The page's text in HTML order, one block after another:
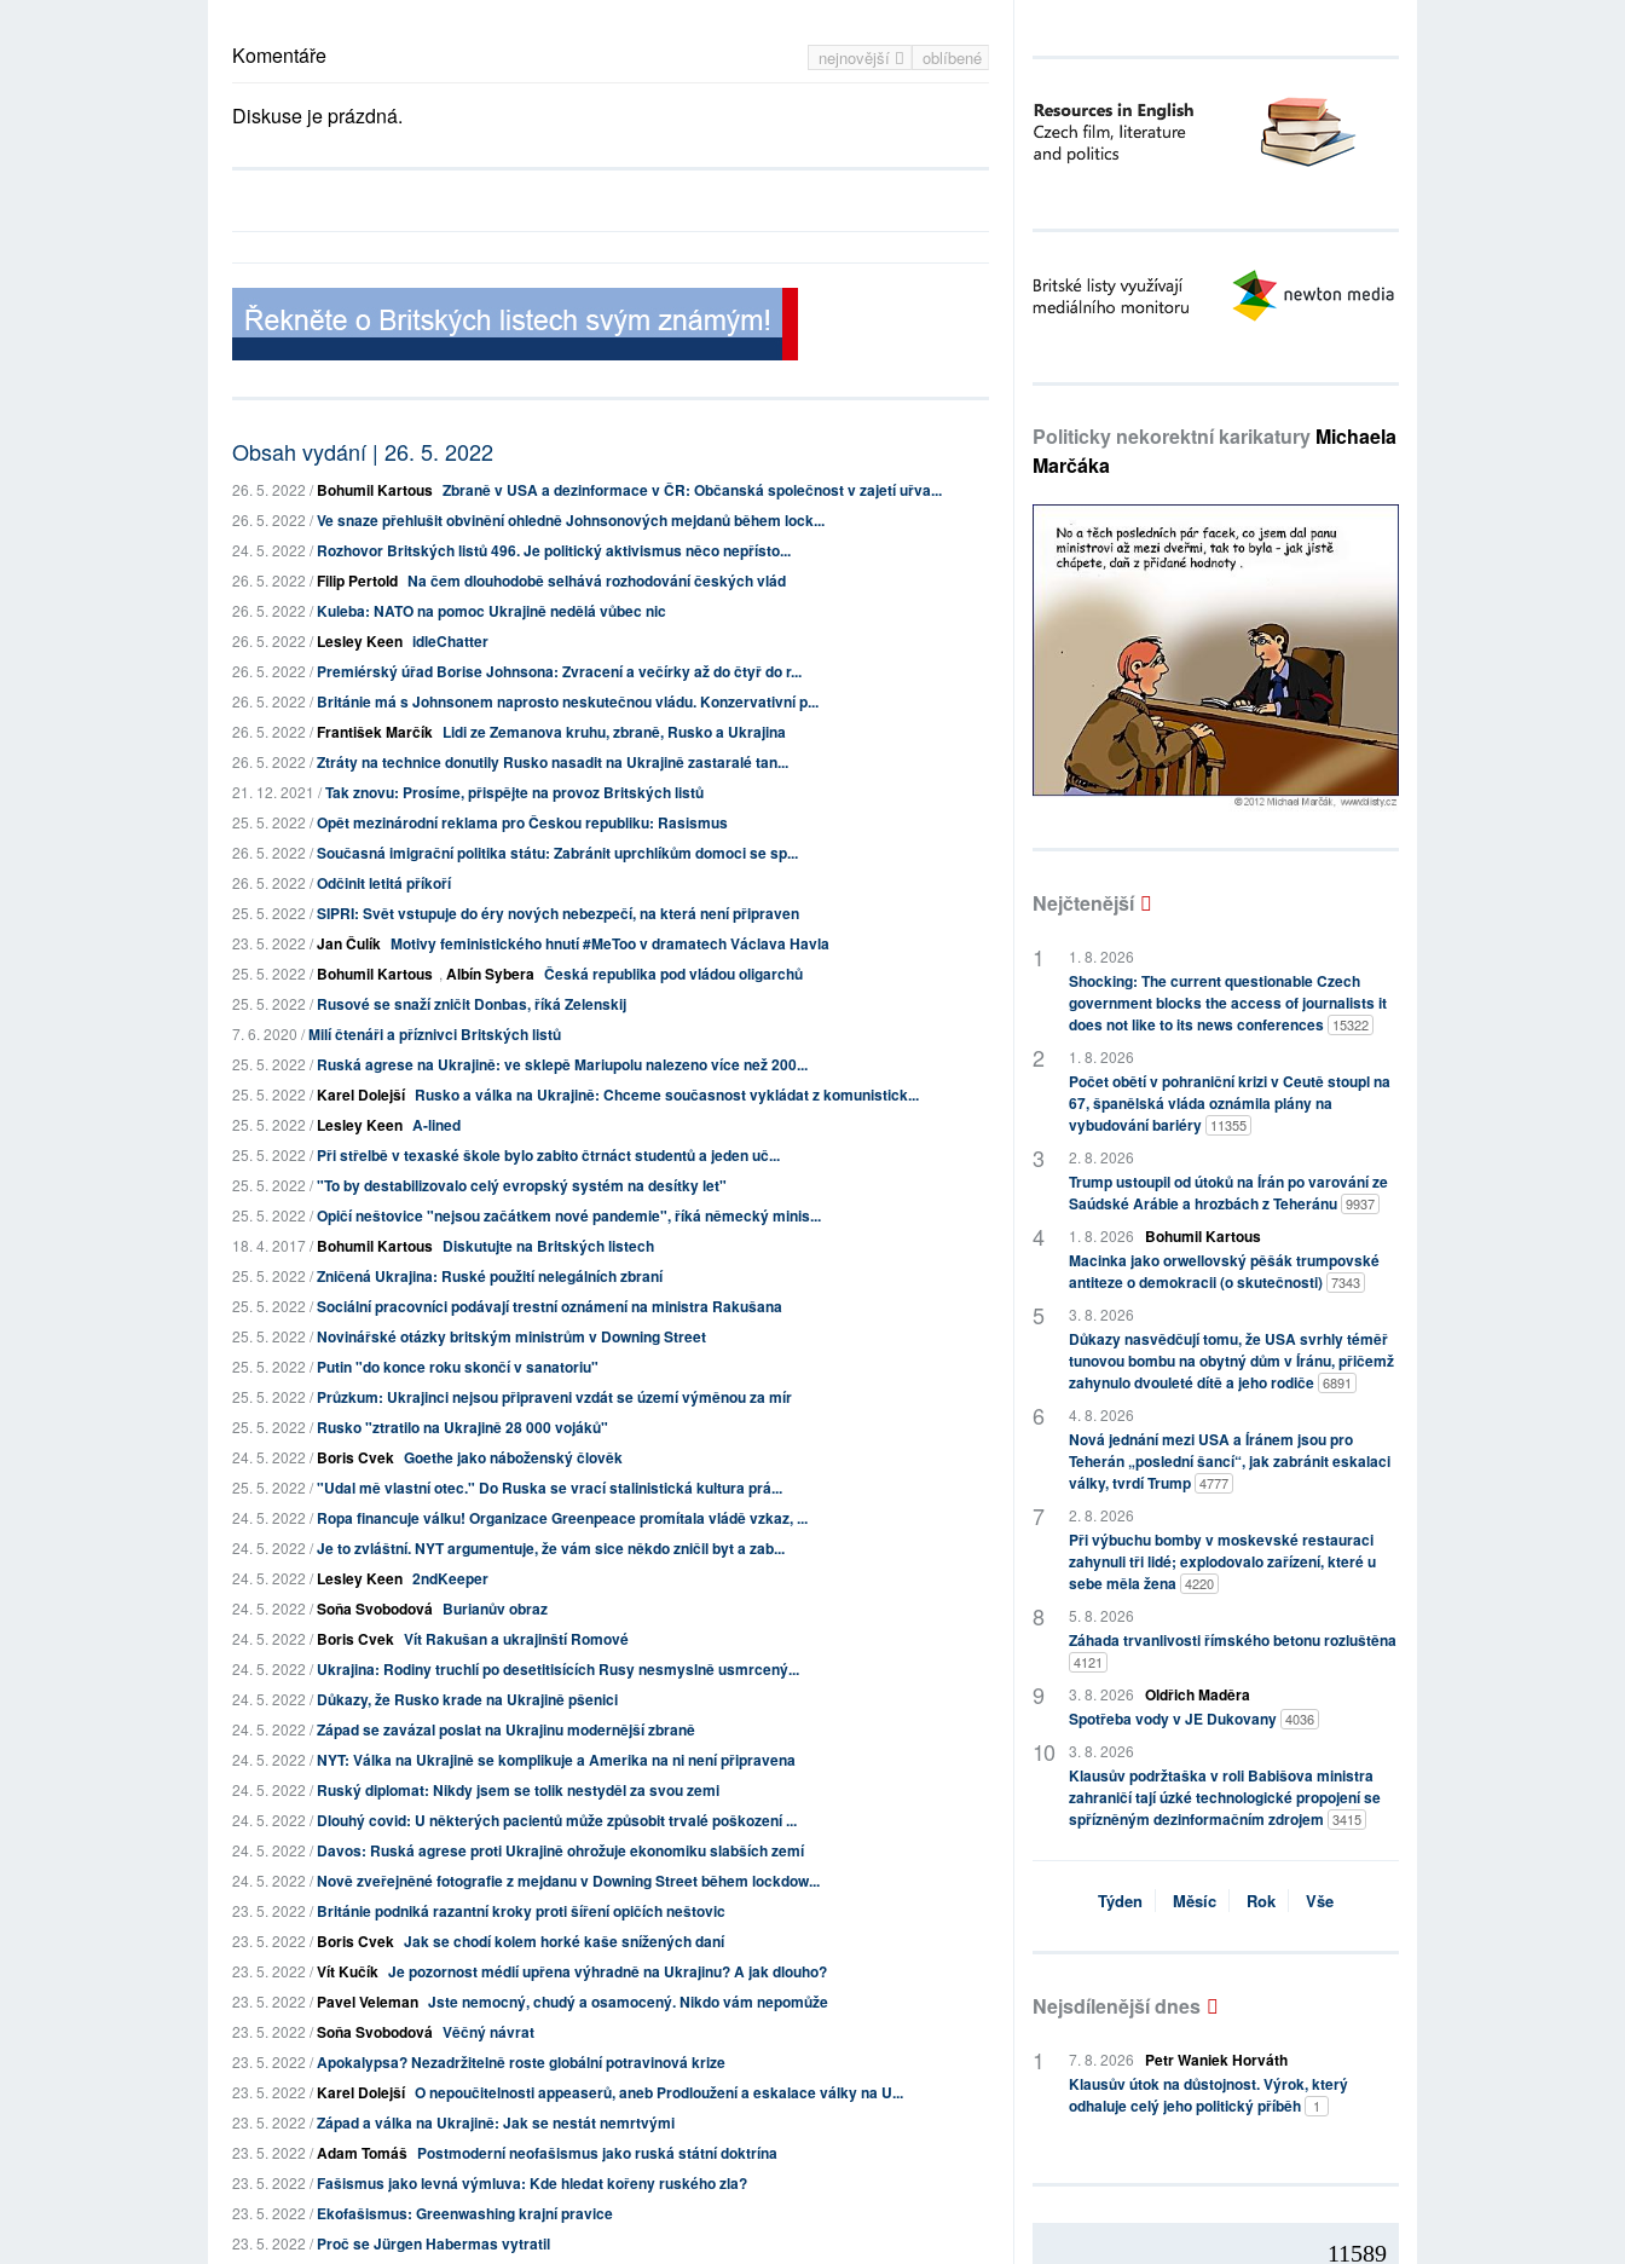
nejnovější oblíbené
Komentáře
Diskuse je prázdná.
Obsah vydání | 26. 5. 2022
26. 5. 2022 /Bohumil Kartous Zbraně v USA a dezinformace v ČR: Občanská společnost v zajetí uřva...
26. 5. 2022 /Ve snaze přehlušit obvinění ohledně Johnsonových mejdanů během lock...
24. 5. 2022 /Rozhovor Britských listů 496. Je politický aktivismus něco nepřísto...
26. 5. 2022 /Filip Pertold Na čem dlouhodobě selhává rozhodování českých vlád
26. 5. 2022 /Kuleba: NATO na pomoc Ukrajině nedělá vůbec nic
26. 5. 2022 /Lesley Keen idleChatter
26. 5. 2022 /Premiérský úřad Borise Johnsona: Zvracení a večírky až do čtyř do r...
26. 5. 2022 /Británie má s Johnsonem naprosto neskutečnou vládu. Konzervativní p...
26. 5. 2022 /František Marčík Lidi ze Zemanova kruhu, zbraně, Rusko a Ukrajina
26. 5. 2022 /Ztráty na technice donutily Rusko nasadit na Ukrajině zastaralé tan...
21. 12. 2021 /Tak znovu: Prosíme, přispějte na provoz Britských listů
25. 5. 2022 /Opět mezinárodní reklama pro Českou republiku: Rasismus
26. 5. 2022 /Současná imigrační politika státu: Zabránit uprchlíkům domoci se sp...
26. 5. 2022 /Odčinit letitá příkoří
25. 5. 2022 /SIPRI: Svět vstupuje do éry nových nebezpečí, na která není připraven
23. 5. 2022 /Jan Čulík Motivy feministického hnutí #MeToo v dramatech Václava Havla
25. 5. 2022 /Bohumil Kartous , Albín Sybera Česká republika pod vládou oligarchů
25. 5. 2022 /Rusové se snaží zničit Donbas, říká Zelenskij
7. 6. 2020 /Milí čtenáři a příznivci Britských listů
25. 5. 2022 /Ruská agrese na Ukrajině: ve sklepě Mariupolu nalezeno více než 200...
25. 5. 2022 /Karel Dolejší Rusko a válka na Ukrajině: Chceme současnost vykládat z komunistick...
25. 5. 2022 /Lesley Keen A-lined
25. 5. 2022 /Při střelbě v texaské škole bylo zabito čtrnáct studentů a jeden uč...
25. 5. 2022 /"To by destabilizovalo celý evropský systém na desítky let"
25. 5. 2022 /Opičí neštovice "nejsou začátkem nové pandemie", říká německý minis...
18. 4. 2017 /Bohumil Kartous Diskutujte na Britských listech
25. 5. 2022 /Zničená Ukrajina: Ruské použití nelegálních zbraní
25. 5. 2022 /Sociální pracovníci podávají trestní oznámení na ministra Rakušana
25. 5. 2022 /Novinářské otázky britským ministrům v Downing Street
25. 5. 2022 /Putin "do konce roku skončí v sanatoriu"
25. 5. 2022 /Průzkum: Ukrajinci nejsou připraveni vzdát se území výměnou za mír
25. 5. 2022 /Rusko "ztratilo na Ukrajině 28 000 vojáků"
24. 5. 2022 /Boris Cvek Goethe jako náboženský člověk
25. 5. 2022 /"Udal mě vlastní otec." Do Ruska se vrací stalinistická kultura prá...
24. 5. 2022 /Ropa financuje válku! Organizace Greenpeace promítala vládě vzkaz, ...
24. 5. 2022 /Je to zvláštní. NYT argumentuje, že vám sice někdo zničil byt a zab...
24. 5. 2022 /Lesley Keen 2ndKeeper
24. 5. 2022 /Soňa Svobodová Burianův obraz
24. 5. 2022 /Boris Cvek Vít Rakušan a ukrajinští Romové
24. 5. 2022 /Ukrajina: Rodiny truchlí po desetitisících Rusy nesmyslně usmrcený...
24. 5. 2022 /Důkazy, že Rusko krade na Ukrajině pšenici
24. 5. 2022 /Západ se zavázal poslat na Ukrajinu modernější zbraně
24. 5. 2022 /NYT: Válka na Ukrajině se komplikuje a Amerika na ni není připravena
24. 5. 2022 /Ruský diplomat: Nikdy jsem se tolik nestyděl za svou zemi
24. 5. 2022 /Dlouhý covid: U některých pacientů může způsobit trvalé poškození ...
24. 5. 2022 /Davos: Ruská agrese proti Ukrajině ohrožuje ekonomiku slabších zemí
24. 5. 2022 /Nově zveřejněné fotografie z mejdanu v Downing Street během lockdow...
23. 5. 2022 /Británie podniká razantní kroky proti šíření opičích neštovic
23. 5. 2022 /Boris Cvek Jak se chodí kolem horké kaše snížených daní
23. 5. 2022 /Vít Kučík Je pozornost médií upřena výhradně na Ukrajinu? A jak dlouho?
23. 5. 2022 /Pavel Veleman Jste nemocný, chudý a osamocený. Nikdo vám nepomůže
23. 5. 2022 /Soňa Svobodová Věčný návrat
23. 5. 2022 /Apokalypsa? Nezadržitelně roste globální potravinová krize
23. 5. 2022 /Karel Dolejší O nepoučitelnosti appeaserů, aneb Prodloužení a eskalace války na U...
23. 5. 2022 /Západ a válka na Ukrajině: Jak se nestát nemrtvými
23. 5. 2022 /Adam Tomáš Postmoderní neofašismus jako ruská státní doktrína
23. 5. 2022 /Fašismus jako levná výmluva: Kde hledat kořeny ruského zla?
23. 5. 2022 /Ekofašismus: Greenwashing krajní pravice
23. 5. 2022 /Proč se Jürgen Habermas vytratil
Politicky nekorektní karikatury Michaela
Marčáka
Nejčtenější
1. 8. 2026
Shocking: The current questionable Czech
government blocks the access of journalists it
does not like to its news conferences 15322
1. 8. 2026
Počet obětí v pohraniční krizi v Ceutě stoupl na
67, španělská vláda oznámila plány na
vybudování bariéry 11355
2. 8. 2026
Trump ustoupil od útoků na Írán po varování ze
Saúdské Arábie a hrozbách z Teheránu 9937
1. 8. 2026
Bohumil Kartous
Macinka jako orwellovský pěšák trumpovské
antiteze o demokracii (o skutečnosti) 7343
3. 8. 2026
Důkazy nasvědčují tomu, že USA svrhly téměř
tunovou bombu na obytný dům v Íránu, přičemž
zahynulo dvouleté dítě a jeho rodiče 6891
4. 8. 2026
Nová jednání mezi USA a Íránem jsou pro
Teherán „poslední šancí“, jak zabránit eskalaci
války, tvrdí Trump 4777
2. 8. 2026
Při výbuchu bomby v moskevské restauraci
zahynuli tři lidé; explodovalo zařízení, které u
sebe měla žena 4220
5. 8. 2026
Záhada trvanlivosti římského betonu rozluštěna
4121
3. 8. 2026 Oldřich Maděra
Spotřeba vody v JE Dukovany 4036
3. 8. 2026
Klausův podržtaška v roli Babišova ministra
zahraničí tají úzké technologické propojení se
spřízněným dezinformačním zdrojem 3415
Týden Měsíc Rok Vše
Nejsdílenější dnes
7. 8. 2026
Petr Waniek Horváth
Klausův útok na důstojnost. Výrok, který
odhaluje celý jeho politický příběh
1
11589